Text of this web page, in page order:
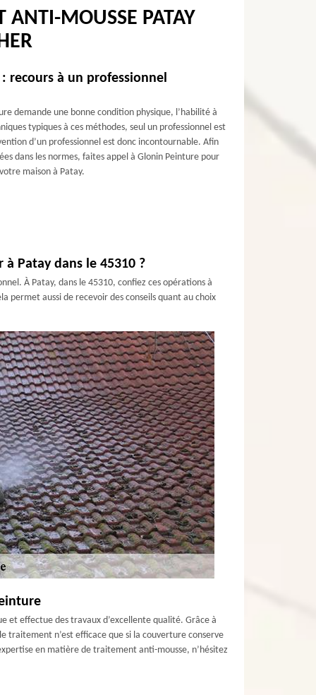
ANTI-MOUSSE PATAY
recours à un professionnel
demande une bonne condition physique, l’habilité à
typiques à ces méthodes, seul un professionnel est
d’un professionnel est donc incontournable. Afin
dans les normes, faites appel à Glonin Peinture pour
maison à Patay.
Patay dans le 45310 ?
À Patay, dans le 45310, confiez ces opérations à
permet aussi de recevoir des conseils quant au choix
et effectue des travaux d’excellente qualité. Grâce à
traitement n’est efficace que si la couverture conserve
en matière de traitement anti-mousse, n’hésitez